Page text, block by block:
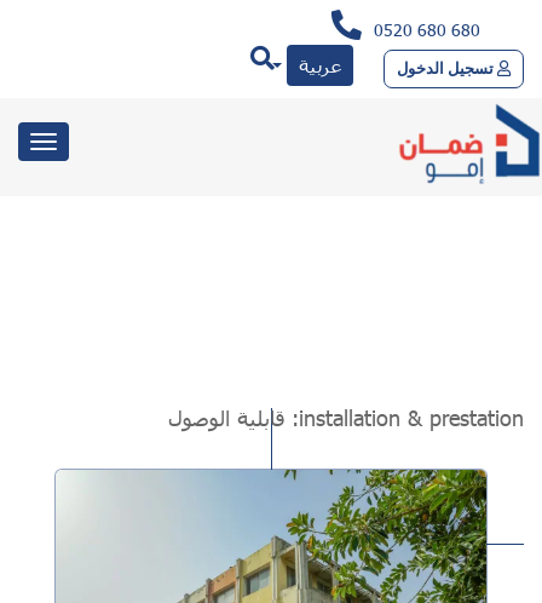
0520 680 680
تسجيل الدخول
عربية
installation & prestation: قابلية الوصول